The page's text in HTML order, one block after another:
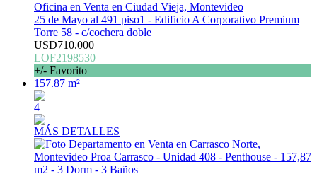
Oficina en Venta en Ciudad Vieja, Montevideo
25 de Mayo al 491 piso1 - Edificio A Corporativo Premium
Torre 58 - c/cochera doble
USD710.000
LOF2198530
+/- Favorito
157.87 m²
4
MÁS DETALLES